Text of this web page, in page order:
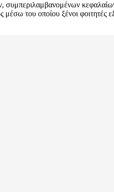
συμπεριλαμβανομένων
του οποίου ξένοι φοιτητές